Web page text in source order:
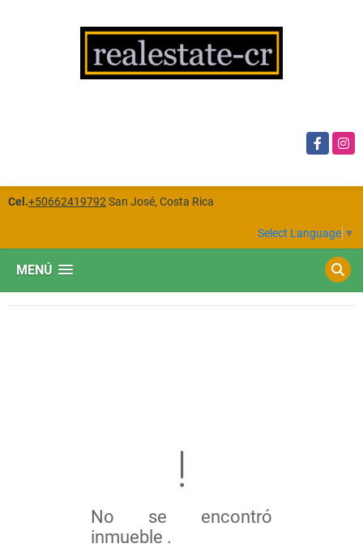
Facebook
Cel.+50662419792 San José, Costa Rica
Select Language ▼
MENÚ
No se encontró
inmueble .